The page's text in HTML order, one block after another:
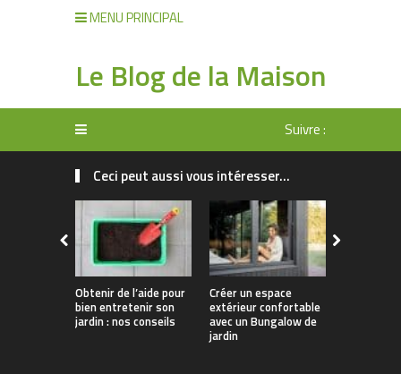
MENU PRINCIPAL
Le Blog de la Maison
Suivre :
Ceci peut aussi vous intéresser...
Obtenir de l’aide pour
bien entretenir son
jardin : nos conseils
Créer un espace
extérieur confortable
avec un Bungalow de
jardin